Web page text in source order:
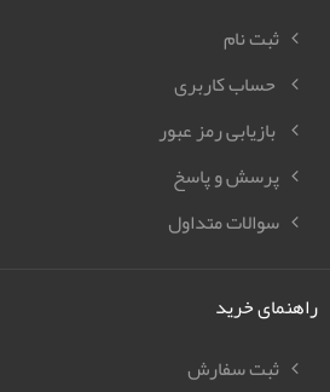
ثبت نام
حساب کاربری
بازیابی رمز عبور
پرسش و پاسخ
سوالات متداول
راهنمای خرید
ثبت سفارش